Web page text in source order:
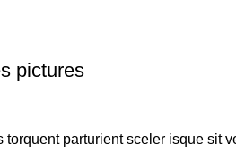
pictures
torquent parturient sceler isque sit